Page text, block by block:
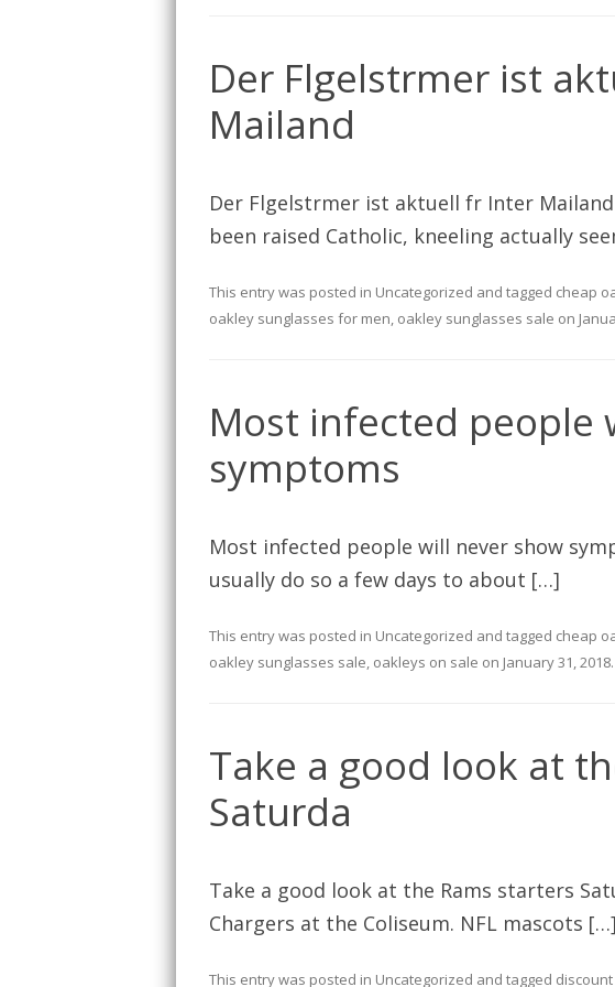
Der Flgelstrmer ist
Mailand
Der Flgelstrmer ist aktuell fr Inter
been raised Catholic, kneeling actually
This entry was posted in Uncategorized and tagged cheap
oakley sunglasses for men, oakley sunglasses sale on
Most infected people
symptoms
Most infected people will never show
usually do so a few days to about […]
This entry was posted in Uncategorized and tagged cheap
oakley sunglasses sale, oakleys on sale on January 31, 2018.
Take a good look at
Saturda
Take a good look at the Rams starters
Chargers at the Coliseum. NFL mascots […]
This entry was posted in Uncategorized and tagged